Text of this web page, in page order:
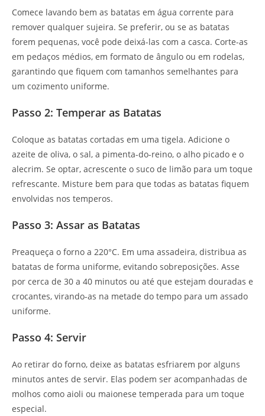
Comece lavando bem as batatas em água corrente para
remover qualquer sujeira. Se preferir, ou se as batatas
forem pequenas, você pode deixá-las com a casca. Corte-as
em pedaços médios, em formato de ângulo ou em rodelas,
garantindo que fiquem com tamanhos semelhantes para
um cozimento uniforme.
Passo 2: Temperar as Batatas
Coloque as batatas cortadas em uma tigela. Adicione o
azeite de oliva, o sal, a pimenta-do-reino, o alho picado e o
alecrim. Se optar, acrescente o suco de limão para um toque
refrescante. Misture bem para que todas as batatas fiquem
envolvidas nos temperos.
Passo 3: Assar as Batatas
Preaqueça o forno a 220°C. Em uma assadeira, distribua as
batatas de forma uniforme, evitando sobreposições. Asse
por cerca de 30 a 40 minutos ou até que estejam douradas e
crocantes, virando-as na metade do tempo para um assado
uniforme.
Passo 4: Servir
Ao retirar do forno, deixe as batatas esfriarem por alguns
minutos antes de servir. Elas podem ser acompanhadas de
molhos como aioli ou maionese temperada para um toque
especial.